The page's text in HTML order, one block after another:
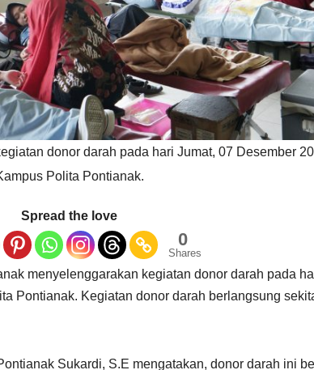
donor darah pada hari Jumat, 07 Desember
Polita Pontianak.
Spread the love
0
Shares
menyelenggarakan kegiatan donor darah pada
Pontianak. Kegiatan donor darah berlangsung
Sukardi, S.E mengatakan, donor darah ini